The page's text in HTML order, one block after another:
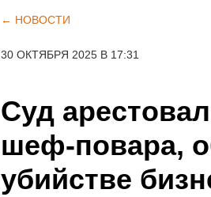
← НОВОСТИ
30 ОКТЯБРЯ 2025 В 17:31
Суд
шеф-повара,
убийстве